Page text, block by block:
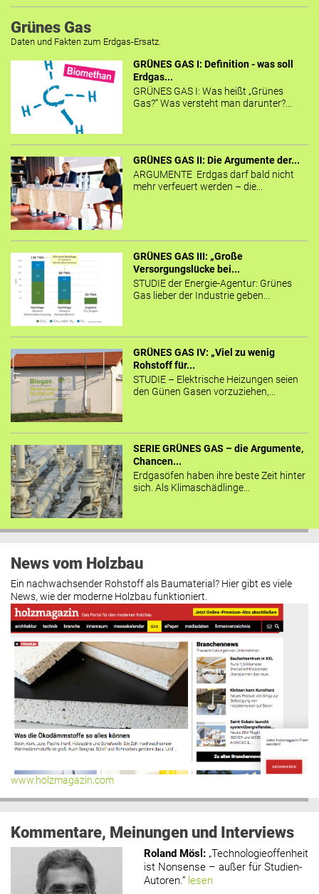
Grünes Gas
Daten und Fakten zum Erdgas-Ersatz.
GRÜNES GAS I: Definition - was soll
Erdgas...
GRÜNES GAS I: Was heißt „Grünes
Gas?“ Was versteht man darunter?...
GRÜNES GAS II: Die Argumente der...
ARGUMENTE Erdgas darf bald nicht
mehr verfeuert werden – die...
GRÜNES GAS III: „Große
Versorgungslücke bei...
STUDIE der Energie-Agentur: Grünes
Gas lieber der Industrie geben...
GRÜNES GAS IV: „Viel zu wenig
Rohstoff für...
STUDIE – Elektrische Heizungen seien
den Günen Gasen vorzuziehen,...
SERIE GRÜNES GAS – die Argumente,
Chancen...
Erdgasöfen haben ihre beste Zeit hinter
sich. Als Klimaschädlinge...
News vom Holzbau
Ein nachwachsender Rohstoff als Baumaterial? Hier gibt es viele
News, wie der moderne Holzbau funktioniert.
www.holzmagazin.com
Kommentare, Meinungen und Interviews
Roland Mösl : „Technologieoffenheit
ist Nonsense – außer für Studien-
Autoren.“ lesen